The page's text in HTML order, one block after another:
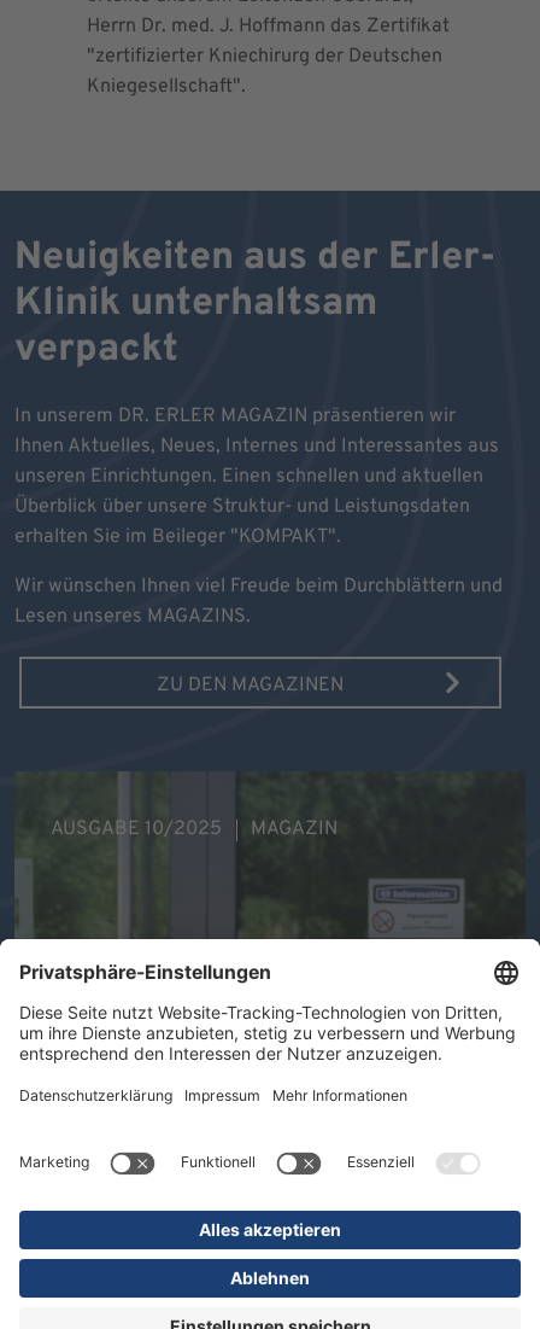
Herrn Dr. med. J. Hoffmann das Zertifikat
"zertifizierter Kniechirurg der Deutschen
Kniegesellschaft".
Neuigkeiten aus der Erler-
Klinik unterhaltsam
verpackt
In unserem DR. ERLER MAGAZIN präsentieren wir
Ihnen Aktuelles, Neues, Internes und Interessantes aus
unseren Einrichtungen. Einen schnellen und aktuellen
Überblick über unsere Struktur- und Leistungsdaten
erhalten Sie im Beileger "KOMPAKT".
Wir wünschen Ihnen viel Freude beim Durchblättern und
Lesen unseres MAGAZINS.
ZU DEN MAGAZINEN
Ihre Gesundheit im Mittelpunkt -
Therapeutische Vielfalt in der DR.
AUSGABE 10/2025 MAGAZIN